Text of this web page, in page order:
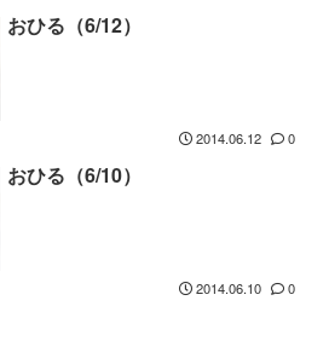
おひる（6/12）
2014.06.12 0
おひる（6/10）
2014.06.10 0